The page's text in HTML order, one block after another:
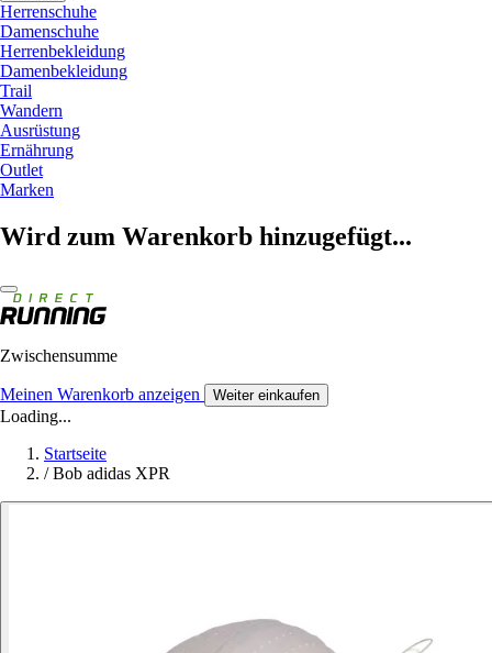
Herrenschuhe
Damenschuhe
Herrenbekleidung
Damenbekleidung
Trail
Wandern
Ausrüstung
Ernährung
Outlet
Marken
Wird zum Warenkorb hinzugefügt...
Zwischensumme
Meinen Warenkorb anzeigen Weiter einkaufen
Loading...
Startseite
/ Bob adidas XPR